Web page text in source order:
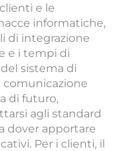
e le
informatiche,
di integrazione
e i tempi di
sistema di
di futuro,
agli standard
dover apportare
Per i clienti, il